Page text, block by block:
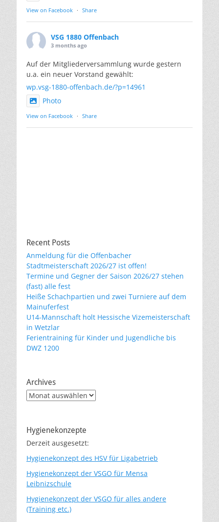
View on Facebook · Share
VSG 1880 Offenbach
3 months ago
Auf der Mitgliederversammlung wurde gestern
u.a. ein neuer Vorstand gewählt:
wp.vsg-1880-offenbach.de/?p=14961
Photo
View on Facebook · Share
Recent Posts
Anmeldung für die Offenbacher
Stadtmeisterschaft 2026/27 ist offen!
Termine und Gegner der Saison 2026/27 stehen
(fast) alle fest
Heiße Schachpartien und zwei Turniere auf dem
Mainuferfest
U14-Mannschaft holt Hessische Vizemeisterschaft
in Wetzlar
Ferientraining für Kinder und Jugendliche bis
DWZ 1200
Archives
Archives
Hygienekonzepte
Derzeit ausgesetzt:
Hygienekonzept des HSV für Ligabetrieb
Hygienekonzept der VSGO für Mensa
Leibnizschule
Hygienekonzept der VSGO für alles andere
(Training etc.)